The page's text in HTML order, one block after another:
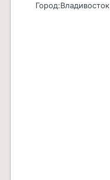
Город:Владивосток